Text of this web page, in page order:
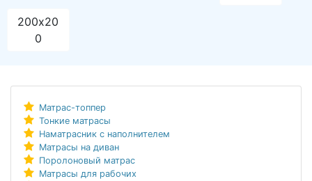
200х20
0
Матрас-топпер
Тонкие матрасы
Наматрасник с наполнителем
Матрасы на диван
Поролоновый матрас
Матрасы для рабочих